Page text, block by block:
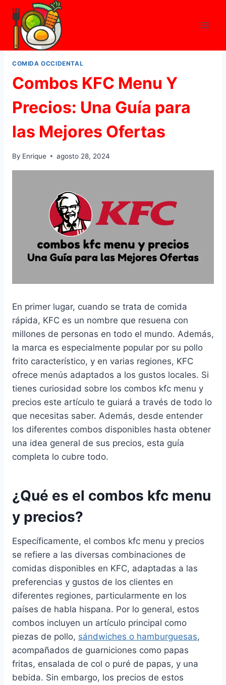
Skip
content
COMIDA OCCIDENTAL
Combos KFC Menu Y
Precios: Una Guía para
las Mejores Ofertas
By Enrique agosto 28, 2024
En primer lugar, cuando se trata de comida
rápida, KFC es un nombre que resuena con
millones de personas en todo el mundo. Además,
la marca es especialmente popular por su pollo
frito característico, y en varias regiones, KFC
ofrece menús adaptados a los gustos locales. Si
tienes curiosidad sobre los combos kfc menu y
precios este artículo te guiará a través de todo lo
que necesitas saber. Además, desde entender
los diferentes combos disponibles hasta obtener
una idea general de sus precios, esta guía
completa lo cubre todo.
¿Qué es el combos kfc menu
y precios?
Específicamente, el combos kfc menu y precios
se refiere a las diversas combinaciones de
comidas disponibles en KFC, adaptadas a las
preferencias y gustos de los clientes en
diferentes regiones, particularmente en los
países de habla hispana. Por lo general, estos
combos incluyen un artículo principal como
piezas de pollo, sándwiches o hamburguesas,
acompañados de guarniciones como papas
fritas, ensalada de col o puré de papas, y una
bebida. Sin embargo, los precios de estos